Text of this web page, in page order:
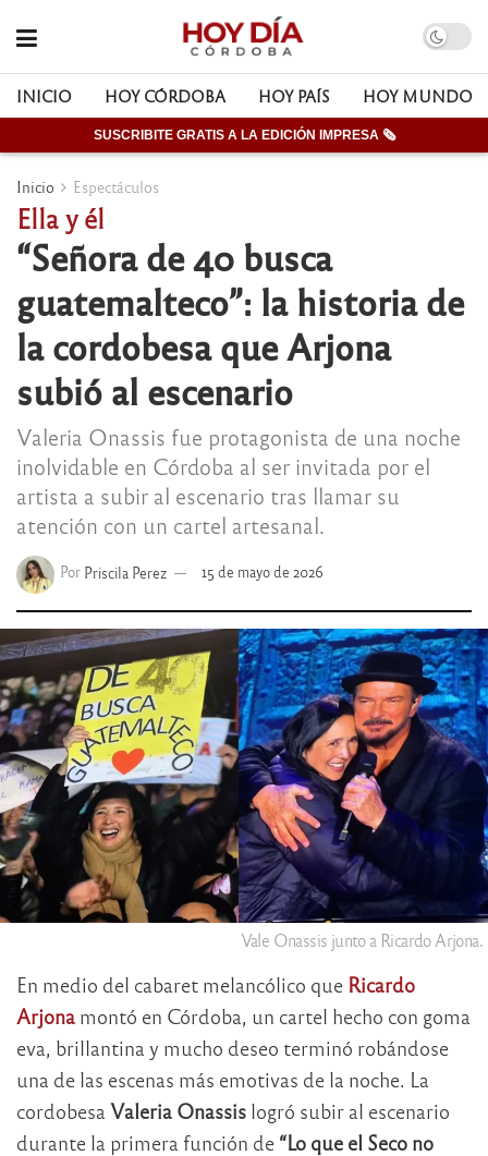
INICIO HOY CÓRDOBA HOY PAÍS HOY MUNDO
SUSCRIBITE GRATIS A LA EDICIÓN IMPRESA 🗞
Inicio Espectáculos
Ella y él
“Señora de 40 busca
guatemalteco”: la historia de
la cordobesa que Arjona
subió al escenario
Valeria Onassis fue protagonista de una noche
inolvidable en Córdoba al ser invitada por el
artista a subir al escenario tras llamar su
atención con un cartel artesanal.
Por Priscila Perez 15 de mayo de 2026
Vale Onassis junto a Ricardo Arjona.
En medio del cabaret melancólico que Ricardo
Arjona montó en Córdoba, un cartel hecho con goma
eva, brillantina y mucho deseo terminó robándose
una de las escenas más emotivas de la noche. La
cordobesa Valeria Onassis logró subir al escenario
durante la primera función de “Lo que el Seco no